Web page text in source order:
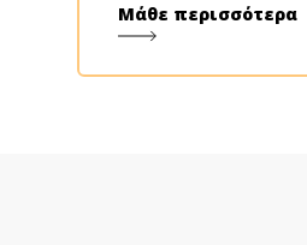
Μάθε περισσότερα